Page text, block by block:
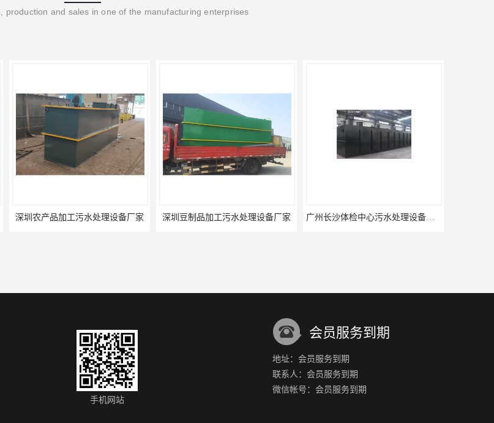
production and sales in one of the manufacturing enterprises
深圳农产品加工污水处理设备厂家 深圳豆制品加工污水处理设备厂家 广州长沙体检中心污水处理设备厂家
广州医学检验中心污水处理设备生产厂家 广州农产品加工污水处理设备 碳酸饮料生产污水处理设备
手机网站
会员服务到期
地址：会员服务到期
联系人：会员服务到期
微信帐号：会员服务到期